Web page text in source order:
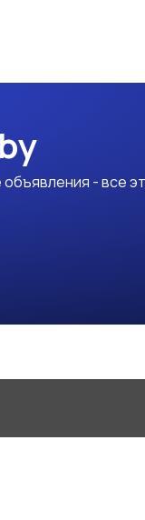
- все